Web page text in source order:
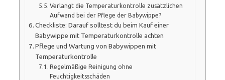
Verlangt die Temperaturkontrolle zusätzlichen
Aufwand bei der Pflege der Babywippe?
Checkliste: Darauf solltest du beim Kauf einer
Babywippe mit Temperaturkontrolle achten
Pflege und Wartung von Babywippen mit
Temperaturkontrolle
Regelmäßige Reinigung ohne
Feuchtigkeitsschäden